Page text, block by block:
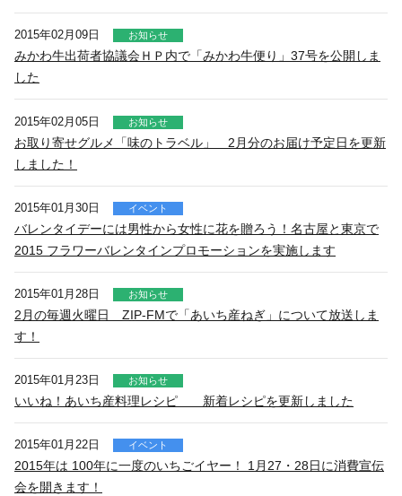
2015年02月09日 お知らせ
みかわ牛出荷者協議会ＨＰ内で「みかわ牛便り」37号を公開しま
した
2015年02月05日 お知らせ
お取り寄せグルメ「味のトラベル」 2月分のお届け予定日を更新
しました！
2015年01月30日 イベント
バレンタイデーには男性から女性に花を贈ろう！名古屋と東京で
2015 フラワーバレンタインプロモーションを実施します
2015年01月28日 お知らせ
2月の毎週火曜日 ZIP-FMで「あいち産ねぎ」について放送しま
す！
2015年01月23日 お知らせ
いいね！あいち産料理レシピ 新着レシピを更新しました
2015年01月22日 イベント
2015年は 100年に一度のいちごイヤー！ 1月27・28日に消費宣伝
会を開きます！